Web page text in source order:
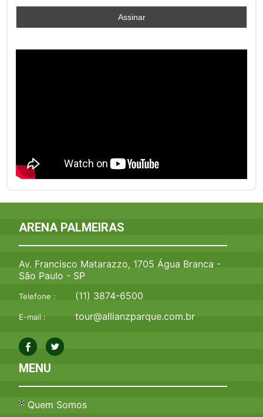
ARENA PALMEIRAS
Av. Francisco Matarazzo, 1705 Água Branca -
São Paulo - SP
Telefone : (11) 3874-6500
E-mail : tour@allianzparque.com.br
MENU
Quem Somos